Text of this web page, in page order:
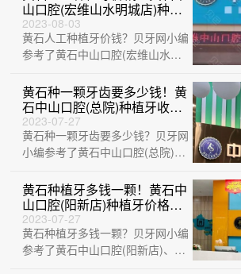
山口腔(宏维山水明城店)种植
牙价目表已更新，瑞士百丹特
Biodente种植牙：9593元起/
颗！
2023-08-03
黄石人工种植牙价钱？贝牙网小编
参考了黄石中山口腔(宏维山水明
黄石M中山···
黄石种一颗牙齿要多少钱！黄
石中山口腔(总院)种植牙收费
表公布，瑞士iti：6896元起/
颗！
2023-07-27
黄石种一颗牙齿要多少钱？贝牙网
小编参考了黄石中山口腔(总院)、
(宏维山···
黄石种植牙多钱一颗！黄石中
山口腔(阳新店)种植牙价格
表，国产华西CDIC种植牙：
2415元起/颗！
2023-07-27
黄石种植牙多钱一颗？贝牙网小编
参考了黄石中山口腔(阳新店)、黄